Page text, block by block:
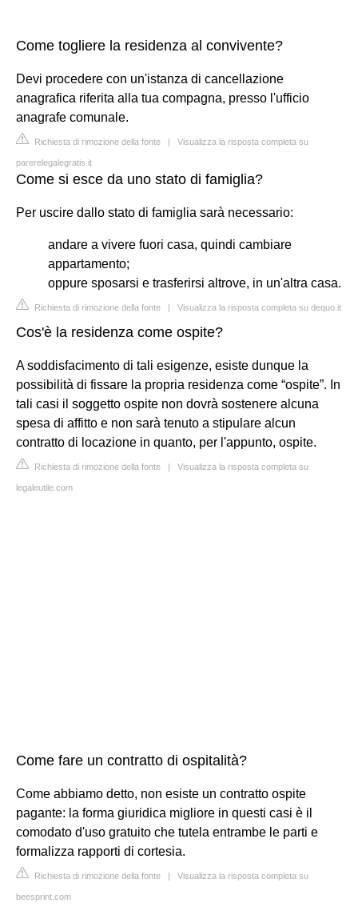
Come togliere la residenza al convivente?
Devi procedere con un'istanza di cancellazione
anagrafica riferita alla tua compagna, presso l'ufficio
anagrafe comunale.
Richiesta di rimozione della fonte | Visualizza la risposta completa su
parerelegalegratis.it
Come si esce da uno stato di famiglia?
Per uscire dallo stato di famiglia sarà necessario:
andare a vivere fuori casa, quindi cambiare
appartamento;
oppure sposarsi e trasferirsi altrove, in un'altra casa.
Richiesta di rimozione della fonte | Visualizza la risposta completa su dequo.it
Cos'è la residenza come ospite?
A soddisfacimento di tali esigenze, esiste dunque la
possibilità di fissare la propria residenza come “ospite”. In
tali casi il soggetto ospite non dovrà sostenere alcuna
spesa di affitto e non sarà tenuto a stipulare alcun
contratto di locazione in quanto, per l'appunto, ospite.
Richiesta di rimozione della fonte | Visualizza la risposta completa su
legaleutile.com
Come fare un contratto di ospitalità?
Come abbiamo detto, non esiste un contratto ospite
pagante: la forma giuridica migliore in questi casi è il
comodato d'uso gratuito che tutela entrambe le parti e
formalizza rapporti di cortesia.
Richiesta di rimozione della fonte | Visualizza la risposta completa su
beesprint.com